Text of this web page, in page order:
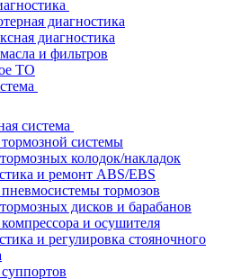
диагностика
диагностика
и фильтров
ТО
система
системы
колодок/накладок
и ремонт ABS/EBS
тормозов
дисков и барабанов
и осушителя
и регулировка стояночного